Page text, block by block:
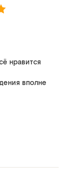
нравится
вполне